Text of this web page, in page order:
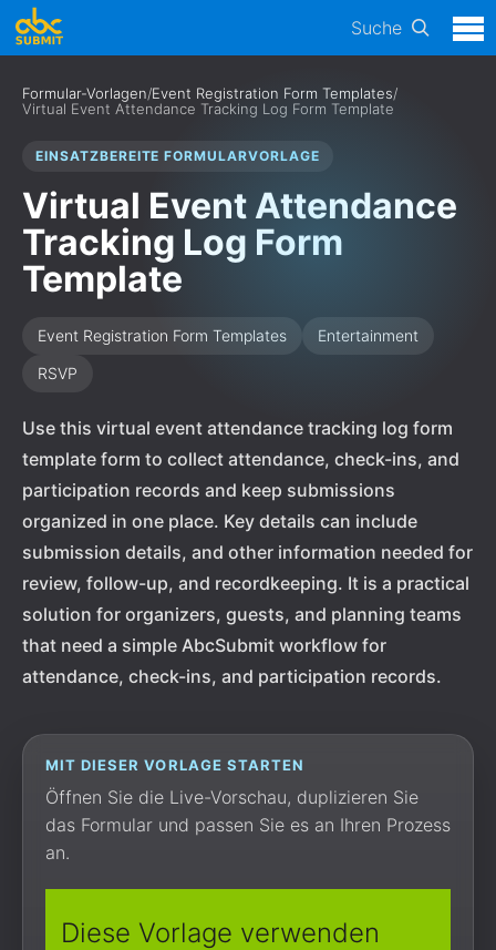
Suche
Formular-Vorlagen/Event Registration Form Templates/
Virtual Event Attendance Tracking Log Form Template
EINSATZBEREITE FORMULARVORLAGE
Virtual Event Attendance
Tracking Log Form
Template
Event Registration Form Templates
Entertainment
RSVP
Use this virtual event attendance tracking log form
template form to collect attendance, check-ins, and
participation records and keep submissions
organized in one place. Key details can include
submission details, and other information needed for
review, follow-up, and recordkeeping. It is a practical
solution for organizers, guests, and planning teams
that need a simple AbcSubmit workflow for
attendance, check-ins, and participation records.
MIT DIESER VORLAGE STARTEN
Öffnen Sie die Live-Vorschau, duplizieren Sie
das Formular und passen Sie es an Ihren Prozess
an.
Diese Vorlage verwenden